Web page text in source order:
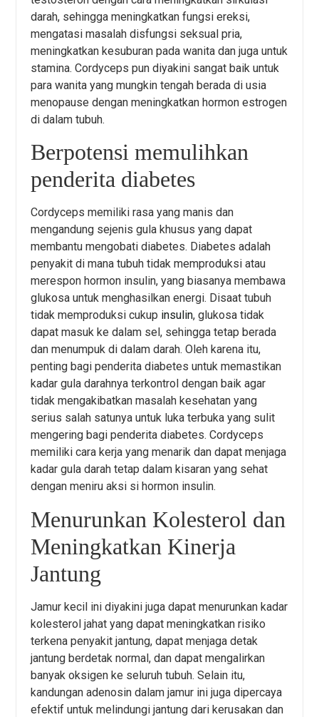
darah, sehingga meningkatkan fungsi ereksi,
mengatasi masalah disfungsi seksual pria,
meningkatkan kesuburan pada wanita dan juga untuk
stamina. Cordyceps pun diyakini sangat baik untuk
para wanita yang mungkin tengah berada di usia
menopause dengan meningkatkan hormon estrogen
di dalam tubuh.
Berpotensi memulihkan
penderita diabetes
Cordyceps memiliki rasa yang manis dan
mengandung sejenis gula khusus yang dapat
membantu mengobati diabetes. Diabetes adalah
penyakit di mana tubuh tidak memproduksi atau
merespon hormon insulin, yang biasanya membawa
glukosa untuk menghasilkan energi. Disaat tubuh
tidak memproduksi cukup insulin, glukosa tidak
dapat masuk ke dalam sel, sehingga tetap berada
dan menumpuk di dalam darah. Oleh karena itu,
penting bagi penderita diabetes untuk memastikan
kadar gula darahnya terkontrol dengan baik agar
tidak mengakibatkan masalah kesehatan yang
serius salah satunya untuk luka terbuka yang sulit
mengering bagi penderita diabetes. Cordyceps
memiliki cara kerja yang menarik dan dapat menjaga
kadar gula darah tetap dalam kisaran yang sehat
dengan meniru aksi si hormon insulin.
Menurunkan Kolesterol dan
Meningkatkan Kinerja
Jantung
Jamur kecil ini diyakini juga dapat menurunkan kadar
kolesterol jahat yang dapat meningkatkan risiko
terkena penyakit jantung, dapat menjaga detak
jantung berdetak normal, dan dapat mengalirkan
banyak oksigen ke seluruh tubuh. Selain itu,
kandungan adenosin dalam jamur ini juga dipercaya
efektif untuk melindungi jantung dari kerusakan dan